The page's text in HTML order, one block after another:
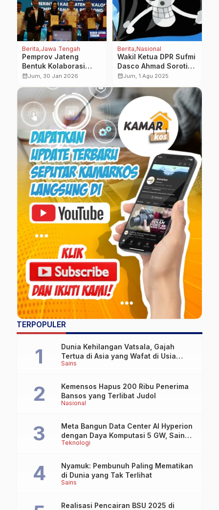
Berita Jawa Tengah
Pemprov Jateng
Bentuk Kolaborasi
Aglomerasi untuk
Pengelolaan Sampah
Jadi Energi
calendar_monthJum, 30 Jan 2026
Berita Nasional
Wakil Ketua DPR Sufmi
Dasco Ahmad Soroti
Pengibaran Bendera
Sebut Bisa Picu
Perpecahan Bangsa
calendar_monthJum, 1 Agu 2025
TERPOPULER
Sains
Dunia Kehilangan Vatsala, Gajah
Tertua di Asia yang Wafat di Usia
Lebih dari 100 Tahun
Nasional
Kemensos Hapus 200 Ribu Penerima
Bansos yang Terlibat Judol
Teknologi
Meta Bangun Data Center AI Hyperion
dengan Daya Komputasi 5 GW, Saingi
OpenAI dan Google
Sains
Nyamuk: Pembunuh Paling Mematikan
di Dunia yang Tak Terlihat
Realisasi Pencairan BSU 2025 di